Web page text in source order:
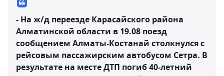
- На ж/д переезде Карасайского района
Алматинской области в 19.08 поезд
сообщением Алматы-Костанай столкнулся с
рейсовым пассажирским автобусом Сетра. В
результате на месте ДТП погиб 40-летний